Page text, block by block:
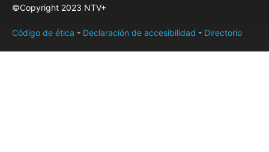
©Copyright 2023 NTV+
Código de ética - Declaración de accesibilidad - Directorio